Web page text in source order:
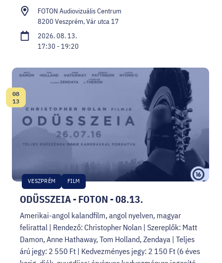
FOTON Audiovizuális Centrum
8200 Veszprém, Vár utca 17
2026. 08. 13.
17:30 - 19:20
ODÜSSZEIA - FOTON - 08.13.
VESZPRÉM FILM
Dátum:
08
13
Amerikai-angol kalandfilm, angol nyelven, magyar
felirattal | Rendező: Christopher Nolan | Szereplők: Matt
Damon, Anne Hathaway, Tom Holland, Zendaya | Teljes
árú jegy: 2 550 Ft | Kedvezményes jegy: 2 150 Ft (6 éves